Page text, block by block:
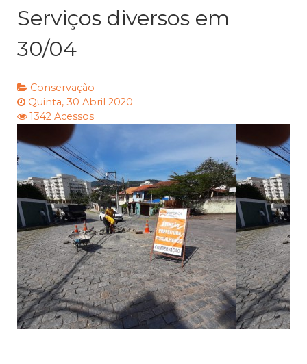
Serviços diversos em
30/04
Conservação
Quinta, 30 Abril 2020
1342 Acessos